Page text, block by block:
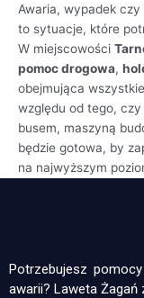
Awaria, wypadek
to sytuacje, które
W miejscowości
pomoc drogowa,
obejmująca
względu od tego,
busem, maszyną
będzie gotowa, by
na najwyższym
Potrzebujesz
awarii? Laweta